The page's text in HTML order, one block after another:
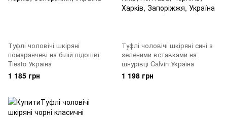
Туфлі чоловічі шкіряні
помаранчеві на білій підошві
Tiesto Україна
1 185 грн
Туфлі чоловічі шкіряні сині з
зеленими вставками на
шнурівці Calvin Україна
1 198 грн